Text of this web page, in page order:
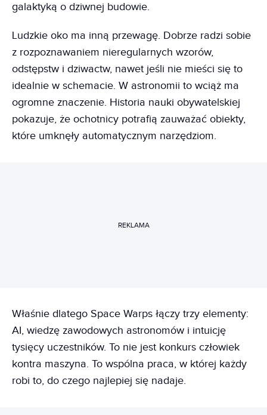
galaktyką o dziwnej budowie.
Ludzkie oko ma inną przewagę. Dobrze radzi sobie
z rozpoznawaniem nieregularnych wzorów,
odstępstw i dziwactw, nawet jeśli nie mieści się to
idealnie w schemacie. W astronomii to wciąż ma
ogromne znaczenie. Historia nauki obywatelskiej
pokazuje, że ochotnicy potrafią zauważać obiekty,
które umknęły automatycznym narzędziom.
REKLAMA
Właśnie dlatego Space Warps łączy trzy elementy:
AI, wiedzę zawodowych astronomów i intuicję
tysięcy uczestników. To nie jest konkurs człowiek
kontra maszyna. To wspólna praca, w której każdy
robi to, do czego najlepiej się nadaje.